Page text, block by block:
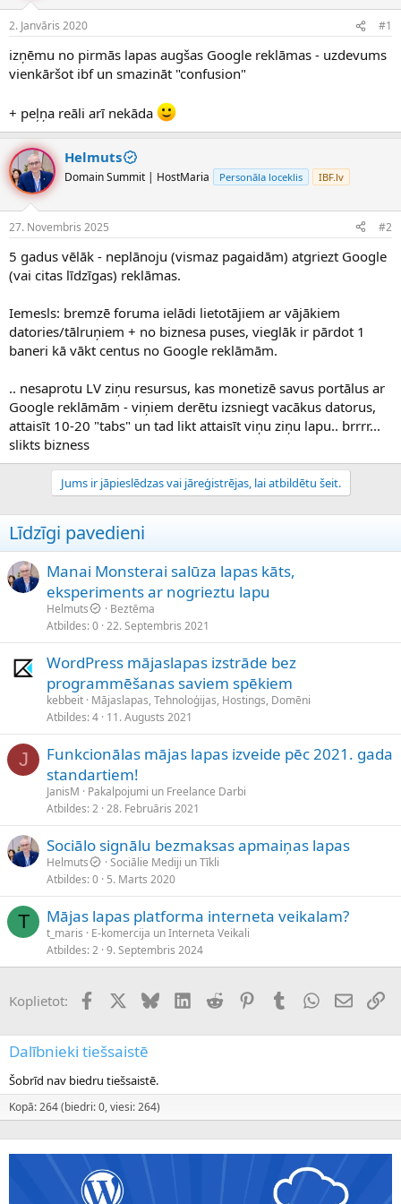
n
u
z
ā
c
ē
j
s
a
t
u
m
2. Janvāris 2020 #1
izņēmu no pirmās lapas augšas Google reklāmas - uzdevums
vienkāršot ibf un smazināt "confusion"
+ peļņa reāli arī nekāda
Helmuts
Domain Summit | HostMaria Personāla loceklis IBF.lv
27. Novembris 2025 #2
5 gadus vēlāk - neplānoju (vismaz pagaidām) atgriezt Google
(vai citas līdzīgas) reklāmas.
Iemesls: bremzē foruma ielādi lietotājiem ar vājākiem
datories/tālruņiem + no biznesa puses, vieglāk ir pārdot 1
baneri kā vākt centus no Google reklāmām.
.. nesaprotu LV ziņu resursus, kas monetizē savus portālus ar
Google reklāmām - viņiem derētu izsniegt vacākus datorus,
attaisīt 10-20 "tabs" un tad likt attaisīt viņu ziņu lapu.. brrrr...
slikts bizness
Jums ir jāpieslēdzas vai jāreģistrējas, lai atbildētu šeit.
Līdzīgi pavedieni
Manai Monsterai salūza lapas kāts,
eksperiments ar nogrieztu lapu
Helmuts
Beztēma
Atbildes 0 22. Septembris 2021
WordPress mājaslapas izstrāde bez
programmēšanas saviem spēkiem
kebbeit Mājaslapas, Tehnoloģijas, Hostings, Domēni
Atbildes 4 11. Augusts 2021
J
Funkcionālas mājas lapas izveide pēc 2021. gada
standartiem!
JanisM
Pakalpojumi un Freelance Darbi
Atbildes 2 28. Februāris 2021
Sociālo signālu bezmaksas apmaiņas lapas
Helmuts
Sociālie Mediji un Tīkli
Atbildes 0 5. Marts 2020
T Mājas lapas platforma interneta veikalam?
t_maris
E-komercija un Interneta Veikali
Atbildes 2 9. Septembris 2024
Koplietot: FacebookX (Twitter)
BlueskyLinkedInReddit PinterestTumblrWhatsApp
E-pasts
Dalībnieki tiešsaistē
Šobrīd nav biedru tiešsaistē.
Kopā: 264 (biedri: 0, viesi: 264)